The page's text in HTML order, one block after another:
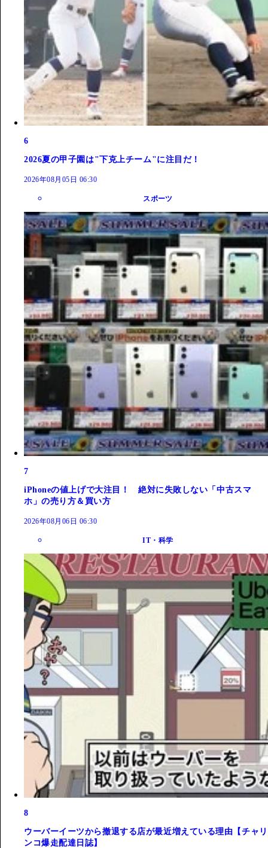
6
2026夏の甲子園は"下克上チーム"に注目だ！
2026年08月05日 06:30
スポーツ
7
iPhoneの値上げで大注目！ 絶対に失敗しない「中古スマ
ホ」の売り方＆買い方
2026年08月06日 06:30
IT・科学
8
ウーバーイーツから撤退する店が最近増えている理由【チャリ
ンコ爆走配達日誌】